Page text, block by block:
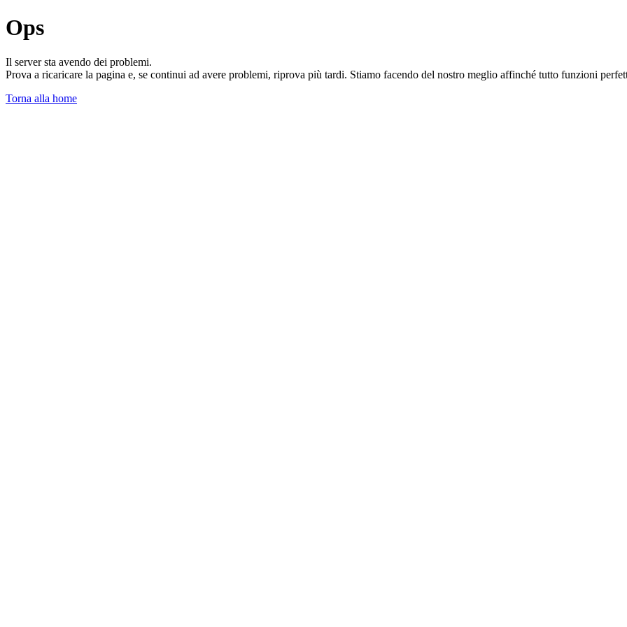
Ops
Il server sta avendo dei problemi.
Prova a ricaricare la pagina e, se continui ad avere problemi, riprova più tardi. Stiamo facendo del nostro meglio affinché tutto funzioni
Torna alla home